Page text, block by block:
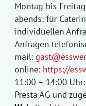
Montag bis
abends: für
individuellen
Anfragen
mail:
online: https://
11:00 – 14:00
Presta AG und